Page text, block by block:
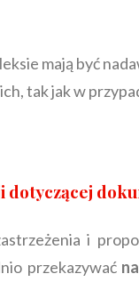
mają być
tak jak w
dotyczącej
i
przekazywać